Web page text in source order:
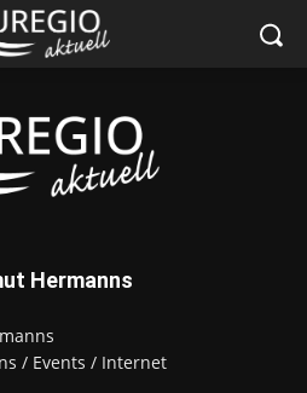
Hermanns
/ Events / Internet